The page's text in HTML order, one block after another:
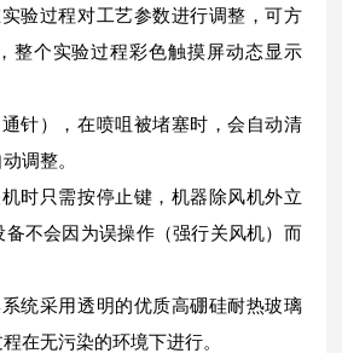
验过程对工艺参数进行调整，可方
整个实验过程彩色触摸屏动态显示
针），在喷咀被堵塞时，会自动清
调整。
时只需按停止键，机器除风机外立
备不会因为误操作（强行关风机）而
统采用透明的优质高硼硅耐热玻璃
在无污染的环境下进行。